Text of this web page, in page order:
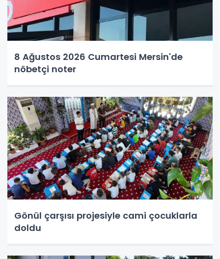
8 Ağustos 2026 Cumartesi Mersin'de
nöbetçi noter
Gönül çarşısı projesiyle cami çocuklarla
doldu